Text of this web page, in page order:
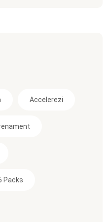
Accelerezi
Packs